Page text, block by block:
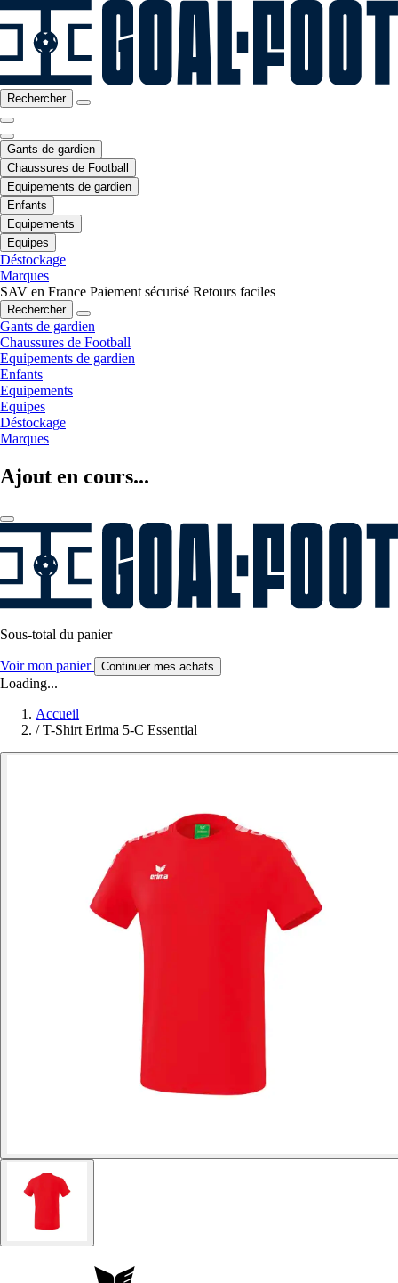
Rechercher
Gants de gardien
Chaussures de Football
Equipements de gardien
Enfants
Equipements
Equipes
Déstockage
Marques
SAV en France Paiement sécurisé Retours faciles
Rechercher
Gants de gardien
Chaussures de Football
Equipements de gardien
Enfants
Equipements
Equipes
Déstockage
Marques
Ajout en cours...
Sous-total du panier
Voir mon panier Continuer mes achats
Loading...
Accueil
/ T-Shirt Erima 5-C Essential